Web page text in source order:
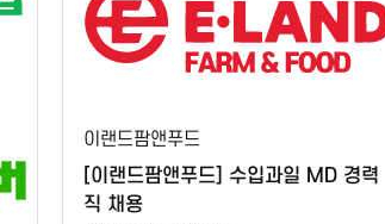
이랜드팜앤푸드
[이랜드팜앤푸드] 수입과일 MD 경력
직 채용